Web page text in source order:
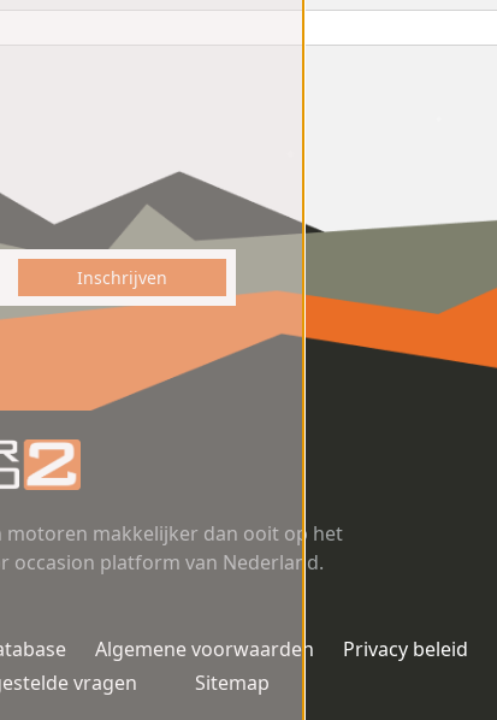
Inschrijven
makkelijker dan ooit op het
occasion platform van Nederland.
Algemene voorwaarden Privacy beleid
vragen Sitemap